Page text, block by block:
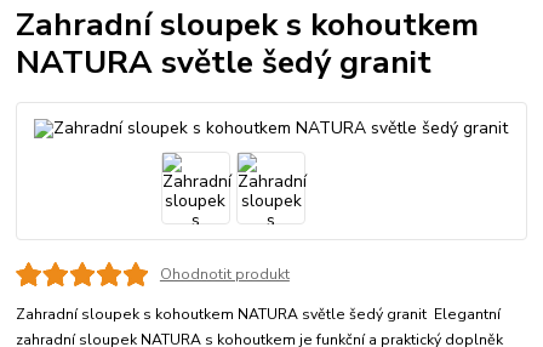
Zahradní sloupek s kohoutkem
NATURA světle šedý granit
Ohodnotit produkt
Zahradní sloupek s kohoutkem NATURA světle šedý granit Elegantní
zahradní sloupek NATURA s kohoutkem je funkční a praktický doplněk